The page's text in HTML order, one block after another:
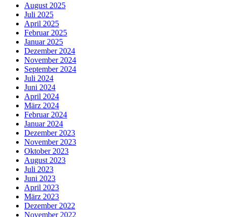
August 2025
Juli 2025
April 2025
Februar 2025
Januar 2025
Dezember 2024
November 2024
September 2024
Juli 2024
Juni 2024
April 2024
März 2024
Februar 2024
Januar 2024
Dezember 2023
November 2023
Oktober 2023
August 2023
Juli 2023
Juni 2023
April 2023
März 2023
Dezember 2022
November 2022